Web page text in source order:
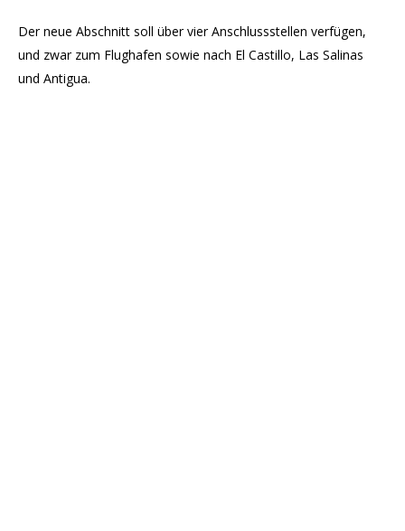
Der neue Abschnitt soll über vier Anschlussstellen verfügen,
und zwar zum Flughafen sowie nach El Castillo, Las Salinas
und Antigua.